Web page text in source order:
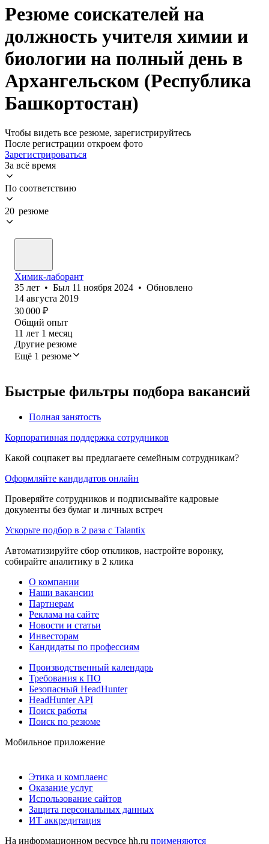
Резюме соискателей на
должность учителя химии и
биологии на полный день в
Архангельском (Республика
Башкортостан)
Чтобы видеть все резюме, зарегистрируйтесь
После регистрации откроем фото
Зарегистрироваться
За всё время
По соответствию
20 резюме
Химик-лаборант
35 лет • Был 11 ноября 2024 • Обновлено
14 августа 2019
30 000 ₽
Общий опыт
11 лет 1 месяц
Другие резюме
Ещё 1 резюме
Быстрые фильтры подбора вакансий
Полная занятость
Корпоративная поддержка сотрудников
Какой соцпакет вы предлагаете семейным сотрудникам?
Оформляйте кандидатов онлайн
Проверяйте сотрудников и подписывайте кадровые
документы без бумаг и личных встреч
Ускорьте подбор в 2 раза с Talantix
Автоматизируйте сбор откликов, настройте воронку,
собирайте аналитику в 2 клика
О компании
Наши вакансии
Партнерам
Реклама на сайте
Новости и статьи
Инвесторам
Кандидаты по профессиям
Производственный календарь
Требования к ПО
Безопасный HeadHunter
HeadHunter API
Поиск работы
Поиск по резюме
Мобильное приложение
Этика и комплаенс
Оказание услуг
Использование сайтов
Защита персональных данных
ИТ аккредитация
На информационном ресурсе hh.ru применяются